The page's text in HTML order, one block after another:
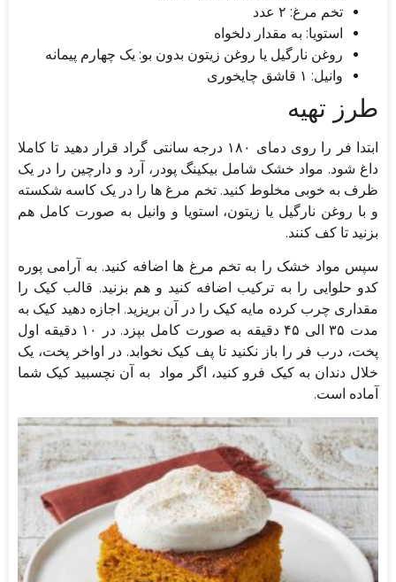
تخم مرغ: ۲ عدد
استویا: به مقدار دلخواه
روغن نارگیل یا روغن زیتون بدون بو: یک چهارم پیمانه
وانیل: ۱ قاشق چایخوری
طرز تهیه
ابتدا فر را روی دمای ۱۸۰ درجه سانتی گراد قرار دهید تا کاملا
داغ شود. مواد خشک شامل بیکینگ پودر، آرد و دارچین را در یک
ظرف به خوبی مخلوط کنید. تخم مرغ ها را در یک کاسه شکسته
و با روغن نارگیل یا زیتون، استویا و وانیل به صورت کامل هم
بزنید تا کف کنند.
سپس مواد خشک را به تخم مرغ ها اضافه کنید. به آرامی پوره
کدو حلوایی را به ترکیب اضافه کنید و هم بزنید. قالب کیک را
مقداری چرب کرده مایه کیک را در آن بریزید. اجازه دهید کیک به
مدت ۳۵ الی ۴۵ دقیقه به صورت کامل بپزد. در ۱۰ دقیقه اول
پخت، درب فر را باز نکنید تا پف کیک نخوابد. در اواخر پخت، یک
خلال دندان به کیک فرو کنید، اگر مواد به آن نچسبید کیک شما
آماده است.